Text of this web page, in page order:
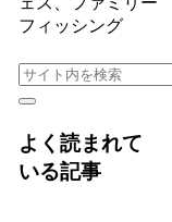
フィッシング
よく読まれて
いる記事